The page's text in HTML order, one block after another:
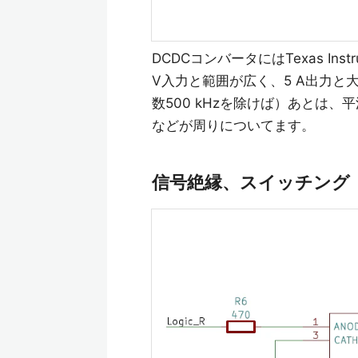
DCDCコンバータにはTexas
V入力と範囲が広く、5 A出力と
数500 kHzを除けば）あとは、
などが周りについてます。
信号絶縁、スイッチング